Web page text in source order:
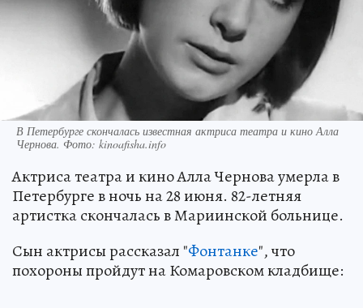
В Петербурге скончалась известная актриса театра и кино Алла
Чернова. Фото: kinoafisha.info
Актриса театра и кино Алла Чернова умерла в
Петербурге в ночь на 28 июня. 82-летняя
артистка скончалась в Мариинской больнице.
Сын актрисы рассказал "Фонтанке", что
похороны пройдут на Комаровском кладбище: